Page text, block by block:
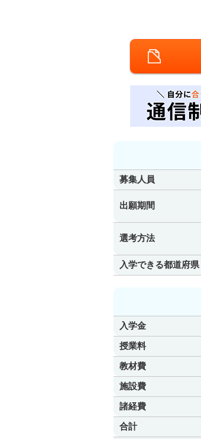
募集人員
出願期間
選考方法
入学できる都道府県
入学金
授業料
教材費
施設費
諸経費
合計